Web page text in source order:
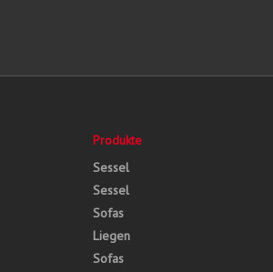
Produkte
Sessel
Sessel
Sofas
Liegen
Sofas